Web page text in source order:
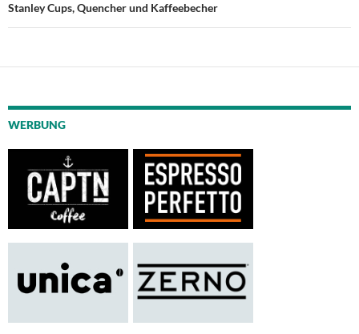
Stanley Cups, Quencher und Kaffeebecher
WERBUNG